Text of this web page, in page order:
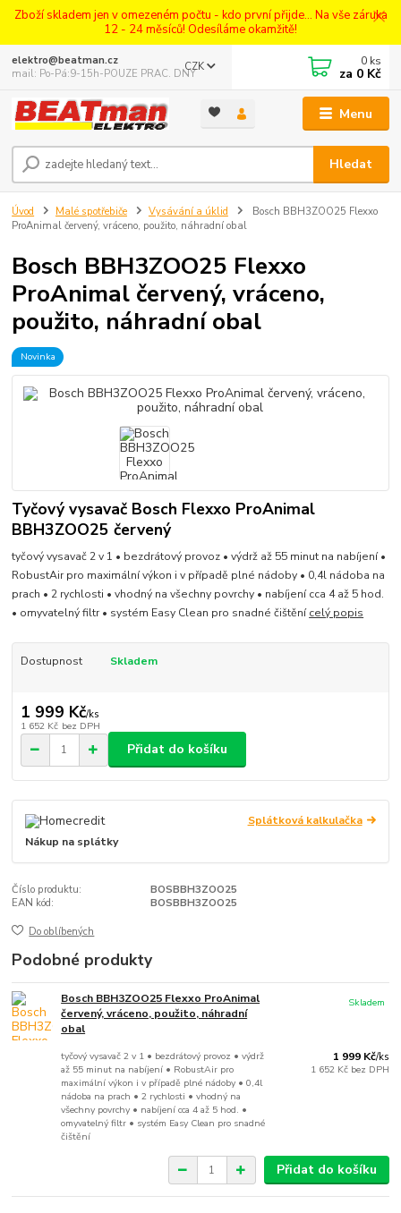
Zboží skladem jen v omezeném počtu - kdo první přijde... Na vše záruka
12 - 24 měsíců! Odesíláme okamžitě!
Menu
CZK
Hledat
elektro@beatman.cz
mail: Po-Pá:9-15h-POUZE PRAC. DNY
0 ks
za 0 Kč
Úvod Malé spotřebiče Vysávání a úklid
Bosch BBH3ZOO25 Flexxo
ProAnimal červený, vráceno, použito, náhradní obal
Bosch BBH3ZOO25 Flexxo
ProAnimal červený, vráceno,
použito, náhradní obal
Novinka
Tyčový vysavač Bosch Flexxo ProAnimal
BBH3ZOO25 červený
tyčový vysavač 2 v 1 • bezdrátový provoz • výdrž až 55 minut na nabíjení •
RobustAir pro maximální výkon i v případě plné nádoby • 0,4l nádoba na
prach • 2 rychlosti • vhodný na všechny povrchy • nabíjení cca 4 až 5 hod.
• omyvatelný filtr • systém Easy Clean pro snadné čištěnícelý popis
Dostupnost Skladem
1 999 Kč/ks
1 652 Kč bez DPH
Přidat do košíku
Splátková kalkulačka
Nákup na splátky
Číslo produktu:
BOSBBH3ZOO25
EAN kód:
BOSBBH3ZOO25
Do oblíbených
Podobné produkty
Bosch BBH3ZOO25 Flexxo ProAnimal
červený, vráceno, použito, náhradní
obal
tyčový vysavač 2 v 1 • bezdrátový provoz • výdrž
až 55 minut na nabíjení • RobustAir pro
maximální výkon i v případě plné nádoby • 0,4l
nádoba na prach • 2 rychlosti • vhodný na
všechny povrchy • nabíjení cca 4 až 5 hod. •
omyvatelný filtr • systém Easy Clean pro snadné
čištění
1 999 Kč/ks
1 652 Kč bez DPH
Skladem
Přidat do košíku